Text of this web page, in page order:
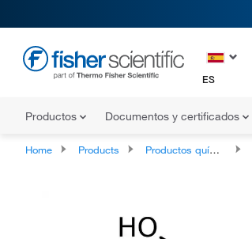
ES
Productos Documentos y certificados
Home Products Productos químicos